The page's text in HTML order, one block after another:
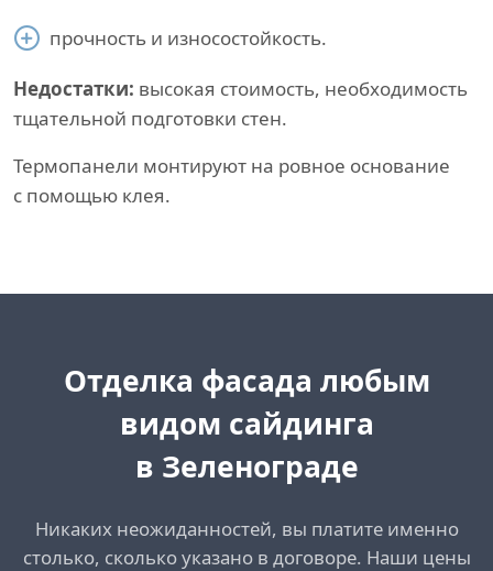
прочность и износостойкость.
Недостатки: высокая стоимость, необходимость
тщательной подготовки стен.
Термопанели монтируют на ровное основание
с помощью клея.
Отделка фасада любым
видом сайдинга
в Зеленограде
Никаких неожиданностей, вы платите именно
столько, сколько указано в договоре. Наши цены